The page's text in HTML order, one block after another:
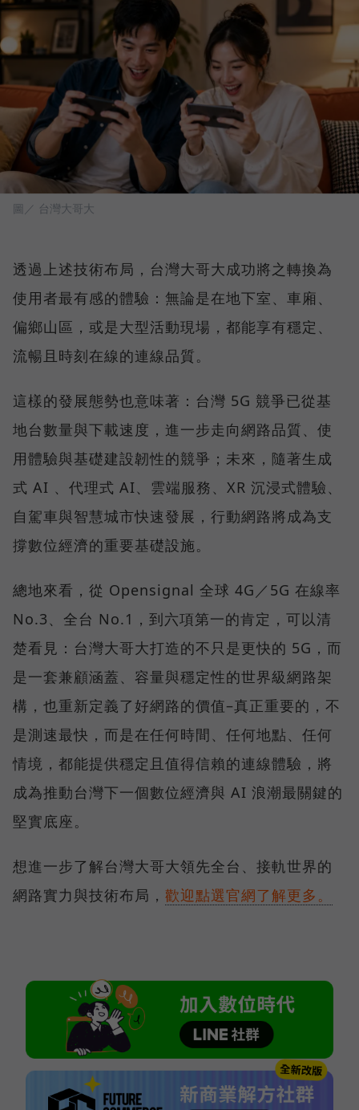
圖／ 台灣大哥大
透過上述技術布局，台灣大哥大成功將之轉換為
使用者最有感的體驗：無論是在地下室、車廂、
偏鄉山區，或是大型活動現場，都能享有穩定、
流暢且時刻在線的連線品質。
這樣的發展態勢也意味著：台灣 5G 競爭已從基
地台數量與下載速度，進一步走向網路品質、使
用體驗與基礎建設韌性的競爭；未來，隨著生成
式 AI 、代理式 AI、雲端服務、XR 沉浸式體驗、
自駕車與智慧城市快速發展，行動網路將成為支
撐數位經濟的重要基礎設施。
總地來看，從 Opensignal 全球 4G／5G 在線率
No.3、全台 No.1，到六項第一的肯定，可以清
楚看見：台灣大哥大打造的不只是更快的 5G，而
是一套兼顧涵蓋、容量與穩定性的世界級網路架
構，也重新定義了好網路的價值–真正重要的，不
是測速最快，而是在任何時間、任何地點、任何
情境，都能提供穩定且值得信賴的連線體驗，將
成為推動台灣下一個數位經濟與 AI 浪潮最關鍵的
堅實底座。
想進一步了解台灣大哥大領先全台、接軌世界的
網路實力與技術布局， 歡迎點選官網了解更多。